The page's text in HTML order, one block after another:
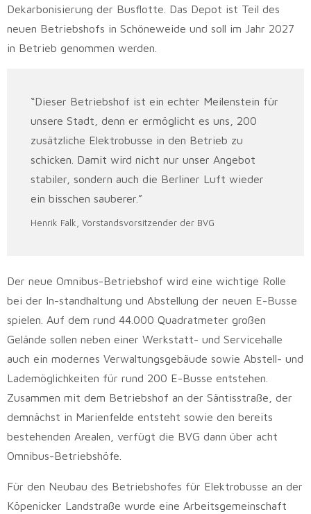
Dekarbonisierung der Busflotte. Das Depot ist Teil des
neuen Betriebshofs in Schöneweide und soll im Jahr 2027
in Betrieb genommen werden.
“Dieser Betriebshof ist ein echter Meilenstein für
unsere Stadt, denn er ermöglicht es uns, 200
zusätzliche Elektrobusse in den Betrieb zu
schicken. Damit wird nicht nur unser Angebot
stabiler, sondern auch die Berliner Luft wieder
ein bisschen sauberer.”
Henrik Falk, Vorstandsvorsitzender der BVG
Der neue Omnibus-Betriebshof wird eine wichtige Rolle
bei der In-standhaltung und Abstellung der neuen E-Busse
spielen. Auf dem rund 44.000 Quadratmeter großen
Gelände sollen neben einer Werkstatt- und Servicehalle
auch ein modernes Verwaltungsgebäude sowie Abstell- und
Lademöglichkeiten für rund 200 E-Busse entstehen.
Zusammen mit dem Betriebshof an der Säntisstraße, der
demnächst in Marienfelde entsteht sowie den bereits
bestehenden Arealen, verfügt die BVG dann über acht
Omnibus-Betriebshöfe.
Für den Neubau des Betriebshofes für Elektrobusse an der
Köpenicker Landstraße wurde eine Arbeitsgemeinschaft